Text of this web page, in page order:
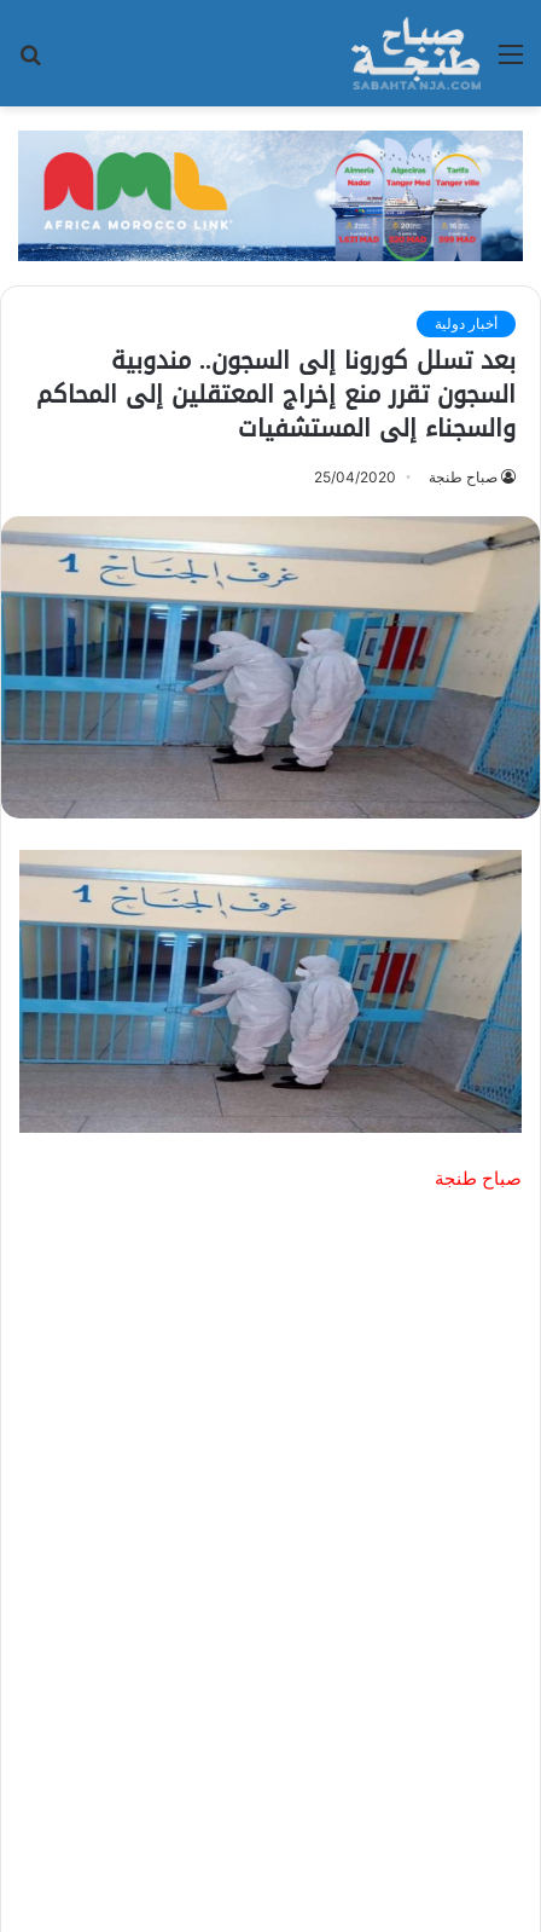
القائمة
أخبار دولية
بعد تسلل كورونا إلى السجون.. مندوبية
السجون تقرر منع إخراج المعتقلين إلى المحاكم
والسجناء إلى المستشفيات
صباح طنجة 25/04/2020
صباح طنجة